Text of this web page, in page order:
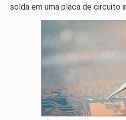
solda em uma placa de circuito